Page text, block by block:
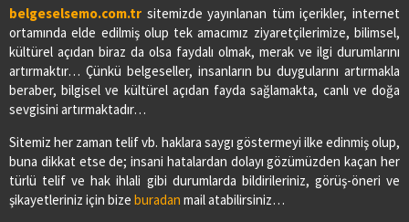
belgeselsemo.com.tr sitemizde yayınlanan tüm içerikler, internet
ortamında elde edilmiş olup tek amacımız ziyaretçilerimize, bilimsel,
kültürel açıdan biraz da olsa faydalı olmak, merak ve ilgi durumlarını
artırmaktır… Çünkü belgeseller, insanların bu duygularını artırmakla
beraber, bilgisel ve kültürel açıdan fayda sağlamakta, canlı ve doğa
sevgisini artırmaktadır…
Sitemiz her zaman telif vb. haklara saygı göstermeyi ilke edinmiş olup,
buna dikkat etse de; insani hatalardan dolayı gözümüzden kaçan her
türlü telif ve hak ihlali gibi durumlarda bildirileriniz, görüş-öneri ve
şikayetleriniz için bize buradan mail atabilirsiniz…